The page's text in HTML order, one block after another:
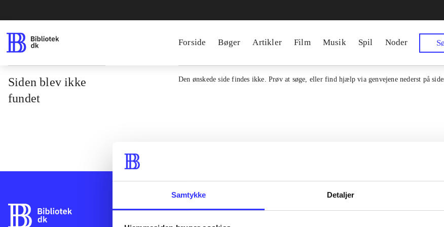
Samtykke Detaljer
Forside Bøger Artikler Film Musik Spil Noder
Siden blev ikke
fundet
Den ønskede side findes ikke. Prøv at søge, eller find hjælp via genvejene nederst på
Bibliotek.dk er en samlet indgang til alle danske
Kontakt os